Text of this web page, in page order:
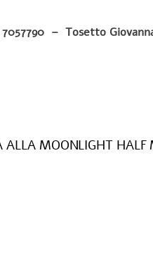
7057790 – Tosetto
MOONLIGHT